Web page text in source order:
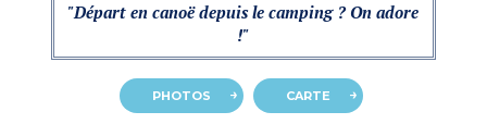
"Départ en canoë depuis le camping ? On adore
!"
PHOTOS CARTE